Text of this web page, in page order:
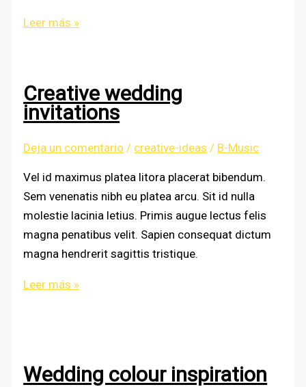
The
the
ceremony
wedding
reception
Leer más »
Creative wedding
invitations
Deja un comentario / creative-ideas / B-Music
Vel id maximus platea litora placerat bibendum.
Sem venenatis nibh eu platea arcu. Sit id nulla
molestie lacinia letius. Primis augue lectus felis
magna penatibus velit. Sapien consequat dictum
magna hendrerit sagittis tristique.
Creative
Leer más »
Wedding colour inspiration